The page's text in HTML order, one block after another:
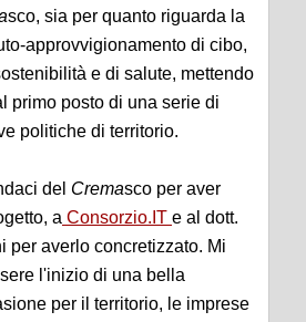
sco, sia per quanto riguarda la
approvvigionamento di cibo,
e di salute, mettendo
primo posto di una serie di
politiche di territorio.
del Cremasco per aver
a Consorzio.IT e al dott.
per averlo concretizzato. Mi
l'inizio di una bella
per il territorio, le imprese